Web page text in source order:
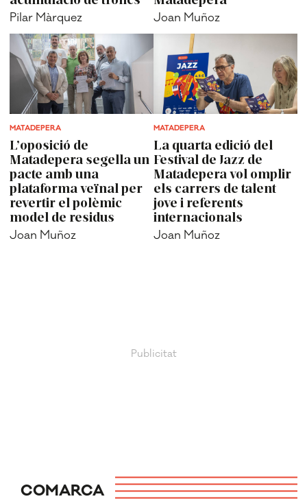
Pilar Màrquez Joan Muñoz
MATADEPERA
L’oposició de
Matadepera segella un
pacte amb una
plataforma veïnal per
revertir el polèmic
model de residus
Joan Muñoz
MATADEPERA
La quarta edició del
Festival de Jazz de
Matadepera vol omplir
els carrers de talent
jove i referents
internacionals
Joan Muñoz
COMARCA